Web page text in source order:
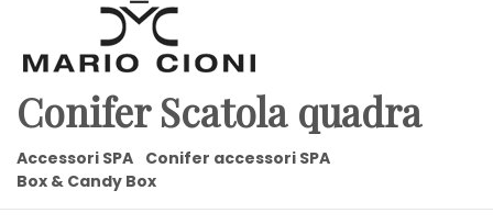
Conifer Scatola quadra
Accessori SPA Conifer accessori SPA
Box & Candy Box